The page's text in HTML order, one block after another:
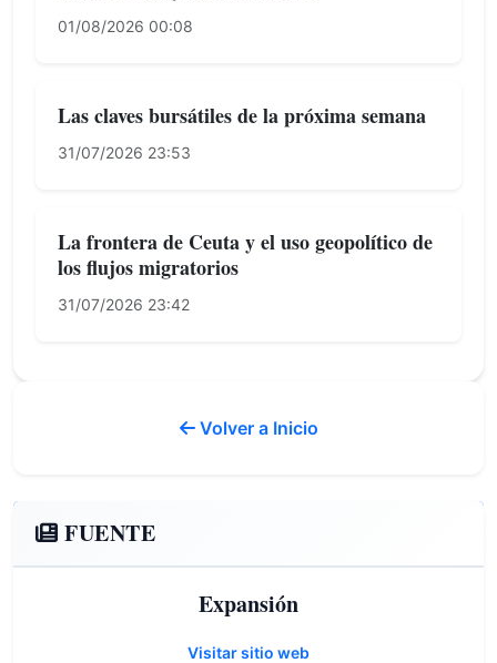
01/08/2026 00:08
Las claves bursátiles de la próxima semana
31/07/2026 23:53
La frontera de Ceuta y el uso geopolítico de
los flujos migratorios
31/07/2026 23:42
Volver a Inicio
FUENTE
Expansión
Visitar sitio web